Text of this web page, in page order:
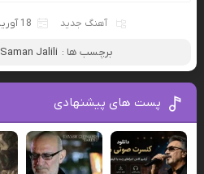
آهنگ جدید 18 آوریل 2025
برچسب ها : Saman Jalili
پست های پیشنهادی